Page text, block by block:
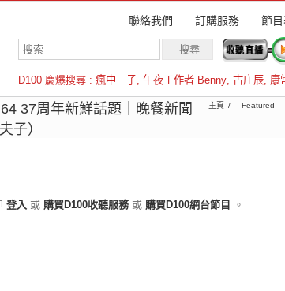
聯絡我們 訂購服務 節目
D100 慶爆搜尋 : 瘋中三子, 午夜工作者 Benny, 古庄辰, 康
羅倫斯
37周年新鮮話題｜晚餐新聞
子）
主頁 -- Featured --
登入 或 購買D100收聽服務 或 購買D100網台節目 。